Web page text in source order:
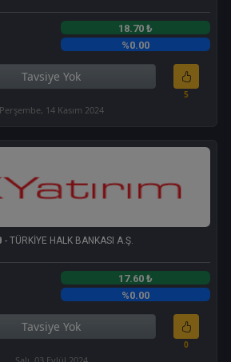
18.70 ₺
%0.00
Tavsiye Yok
5
Perşembe, 14 Kasım 2024
- TÜRKİYE HALK BANKASI A.Ş.
17.60 ₺
%0.00
Tavsiye Yok
0